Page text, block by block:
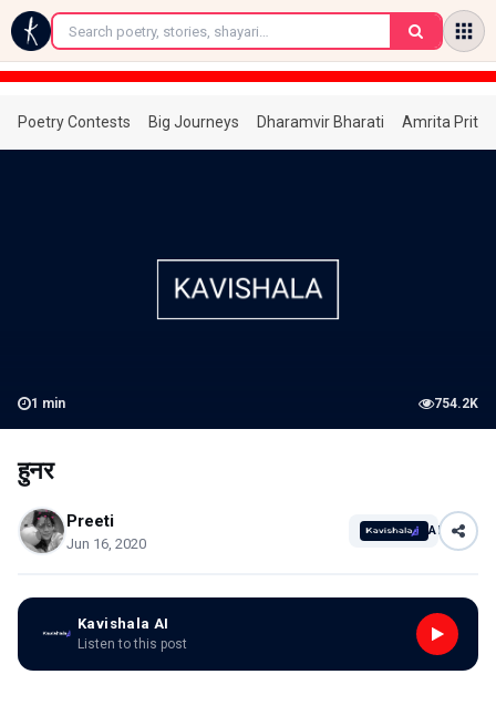
←
Poetry Contests Big Journeys Dharamvir Bharati Amrita
1 min 754.2K
हुनर
Preeti
Jun 16, 2020
AI
Kavishala AI
Listen to this post